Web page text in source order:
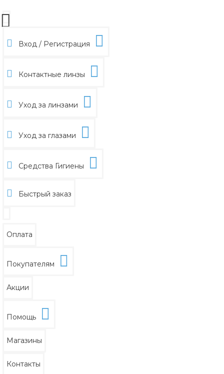
Вход / Регистрация
Контактные линзы
Уход за линзами
Уход за глазами
Средства Гигиены
Быстрый заказ
Оплата
Покупателям
Акции
Помощь
Магазины
Контакты